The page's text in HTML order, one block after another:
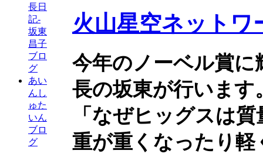
長日
記-
坂東
昌子
ブロ
グ
あい
んし
ゅた
いん
ブロ
グ
火山星空ネットワ
今年のノーベル賞
長の坂東が行います
「なぜヒッグスは
重が重くなったり